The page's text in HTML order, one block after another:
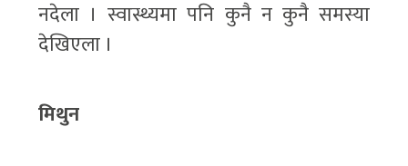
नदेला । स्वास्थ्यमा पनि कुनै न कुनै समस्या
देखिएला ।
मिथुन